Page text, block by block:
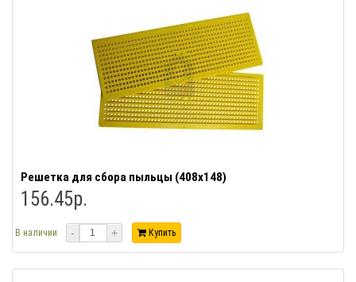
Решетка для сбора пыльцы (408х148)
156.45р.
В наличии - + Купить